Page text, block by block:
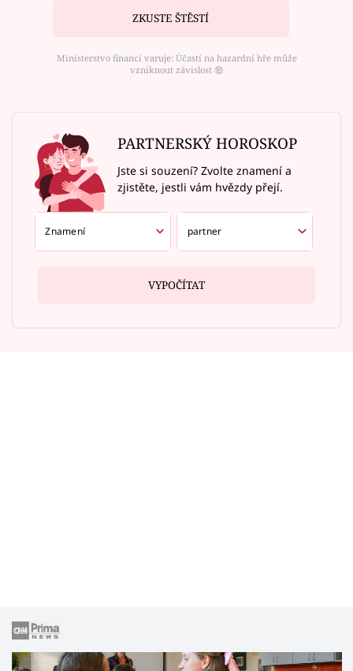
ZKUSTE ŠTĚSTÍ
Ministerstvo financí varuje: Účastí na hazardní hře může
vzniknout závislost ⑱
PARTNERSKÝ HOROSKOP
Jste si souzení? Zvolte znamení a
zjistěte, jestli vám hvězdy přejí.
VYPOČÍTAT